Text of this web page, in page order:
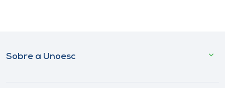
Sobre a Unoesc